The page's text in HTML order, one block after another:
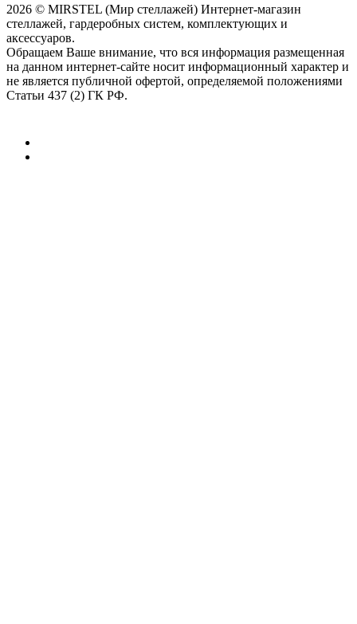
2026 © MIRSTEL (Мир стеллажей) Интернет-магазин
стеллажей, гардеробных систем, комплектующих и
аксессуаров.
Обращаем Ваше внимание, что вся информация размещенная
на данном интернет-сайте носит информационный характер и
не является публичной офертой, определяемой положениями
Статьи 437 (2) ГК РФ.